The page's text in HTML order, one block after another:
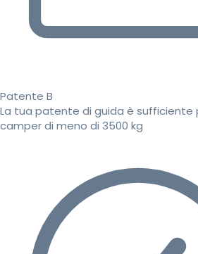
Patente B
La tua patente di guida è sufficiente
camper di meno di 3500 kg